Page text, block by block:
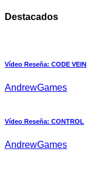
Destacados
Vídeo Reseña: CODE VEIN
AndrewGames
Vídeo Reseña: CONTROL
AndrewGames